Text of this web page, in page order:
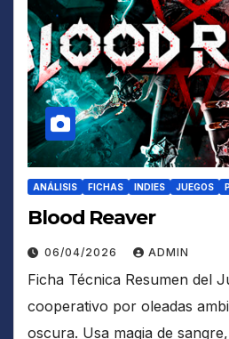
ANÁLISIS FICHAS INDIES JUEGOS
Blood Reaver
06/04/2026 ADMIN
Ficha Técnica Resumen del
cooperativo por oleadas
oscura. Usa magia de